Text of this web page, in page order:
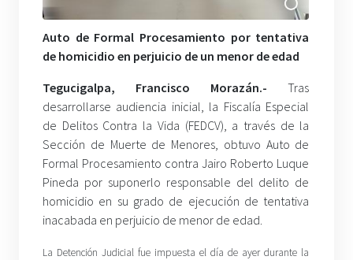
Auto de Formal Procesamiento por tentativa
de homicidio en perjuicio de un menor de edad
Tegucigalpa, Francisco Morazán.- Tras
desarrollarse audiencia inicial, la Fiscalía Especial
de Delitos Contra la Vida (FEDCV), a través de la
Sección de Muerte de Menores, obtuvo Auto de
Formal Procesamiento contra Jairo Roberto Luque
Pineda por suponerlo responsable del delito de
homicidio en su grado de ejecución de tentativa
inacabada en perjuicio de menor de edad.
La Detención Judicial fue impuesta el día de ayer durante la